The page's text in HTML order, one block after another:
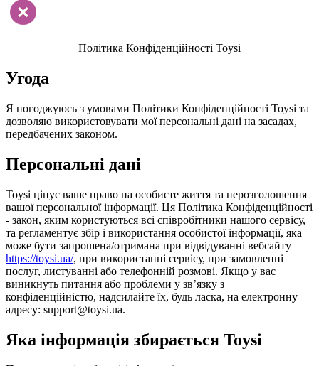
Політика Конфіденційності Toysi
Угода
Я погоджуюсь з умовами Політики Конфіденційності Toysi та
дозволяю використовувати мої персональні дані на засадах,
передбачених законом.
Персональні дані
Toysi цінує ваше право на особисте життя та нерозголошення
вашої персональної інформації. Ця Політика Конфіденційності
- закон, яким користуються всі співробітники нашого сервісу,
та регламентує збір і використання особистої інформації, яка
може бути запрошена/отримана при відвідуванні вебсайту
https://toysi.ua/, при використанні сервісу, при замовленні
послуг, листуванні або телефонній розмові. Якщо у вас
виникнуть питання або проблеми у зв’язку з
конфіденційністю, надсилайте їх, будь ласка, на електронну
адресу: support@toysi.ua.
Яка інформація збирається Toysi